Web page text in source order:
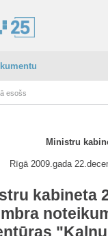
esošs
Ministru
Rīgā 2009.gada
kabineta